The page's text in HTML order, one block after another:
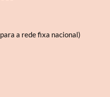
a rede fixa nacional)